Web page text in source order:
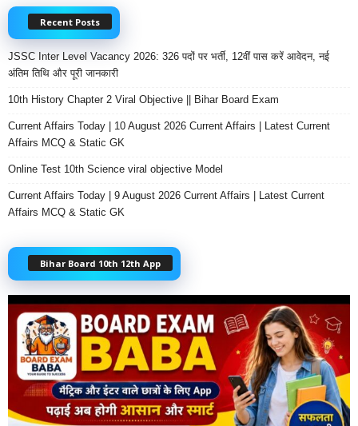
Recent Posts
JSSC Inter Level Vacancy 2026: 326 पदों पर भर्ती, 12वीं पास करें आवेदन, नई
अंतिम तिथि और पूरी जानकारी
10th History Chapter 2 Viral Objective || Bihar Board Exam
Current Affairs Today | 10 August 2026 Current Affairs | Latest Current
Affairs MCQ & Static GK
Online Test 10th Science viral objective Model
Current Affairs Today | 9 August 2026 Current Affairs | Latest Current
Affairs MCQ & Static GK
Bihar Board 10th 12th App